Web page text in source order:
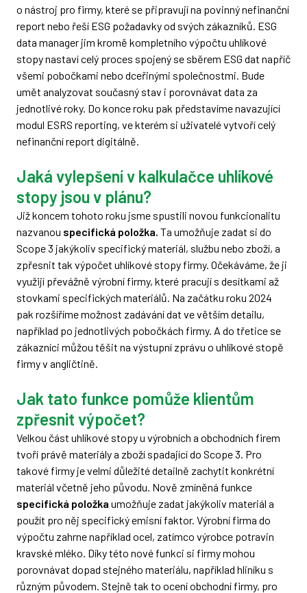
o nástroj pro firmy, které se připravují na povinný nefinanční
report nebo řeší ESG požadavky od svých zákazníků. ESG
data manager jim kromě kompletního výpočtu uhlíkové
stopy nastaví celý proces spojený se sběrem ESG dat napříč
všemi pobočkami nebo dceřinými společnostmi. Bude
umět analyzovat současný stav i porovnávat data za
jednotlivé roky. Do konce roku pak představíme navazující
modul ESRS reporting, ve kterém si uživatelé vytvoří celý
nefinanční report digitálně.
Jaká vylepšení v kalkulačce uhlíkové
stopy jsou v plánu?
Již koncem tohoto roku jsme spustili novou funkcionalitu
nazvanou specifická položka. Ta umožňuje zadat si do
Scope 3 jakýkoliv specifický materiál, službu nebo zboží, a
zpřesnit tak výpočet uhlíkové stopy firmy. Očekáváme, že ji
využijí převážně výrobní firmy, které pracují s desítkami až
stovkami specifických materiálů. Na začátku roku 2024
pak rozšíříme možnost zadávání dat ve větším detailu,
například po jednotlivých pobočkách firmy. A do třetice se
zákazníci můžou těšit na výstupní zprávu o uhlíkové stopě
firmy v angličtině.
Jak tato funkce pomůže klientům
zpřesnit výpočet?
Velkou část uhlíkové stopy u výrobních a obchodních firem
tvoří právě materiály a zboží spadající do Scope 3. Pro
takové firmy je velmi důležité detailně zachytit konkrétní
materiál včetně jeho původu. Nově zmíněná funkce
specifická položka umožňuje zadat jakýkoliv materiál a
použít pro něj specifický emisní faktor. Výrobní firma do
výpočtu zahrne například ocel, zatímco výrobce potravin
kravské mléko. Díky této nové funkci si firmy mohou
porovnávat dopad stejného materiálu, například hliníku s
různým původem. Stejně tak to ocení obchodní firmy, pro